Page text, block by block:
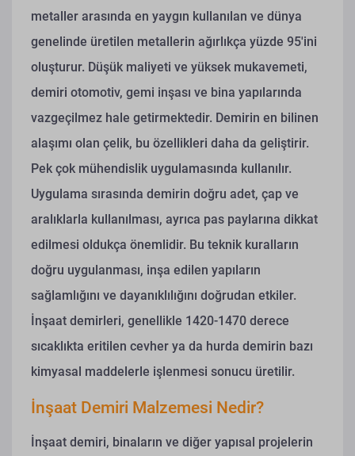
metaller arasında en yaygın kullanılan ve dünya
genelinde üretilen metallerin ağırlıkça yüzde 95'ini
oluşturur. Düşük maliyeti ve yüksek mukavemeti,
demiri otomotiv, gemi inşası ve bina yapılarında
vazgeçilmez hale getirmektedir. Demirin en bilinen
alaşımı olan çelik, bu özellikleri daha da geliştirir.
Pek çok mühendislik uygulamasında kullanılır.
Uygulama sırasında demirin doğru adet, çap ve
aralıklarla kullanılması, ayrıca pas paylarına dikkat
edilmesi oldukça önemlidir. Bu teknik kuralların
doğru uygulanması, inşa edilen yapıların
sağlamlığını ve dayanıklılığını doğrudan etkiler.
İnşaat demirleri, genellikle 1420-1470 derece
sıcaklıkta eritilen cevher ya da hurda demirin bazı
kimyasal maddelerle işlenmesi sonucu üretilir.
İnşaat Demiri Malzemesi Nedir?
İnşaat demiri, binaların ve diğer yapısal projelerin